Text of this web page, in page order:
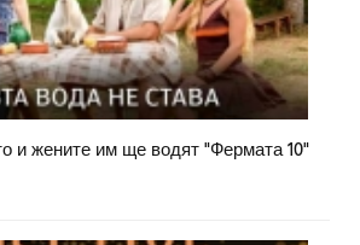
и жените им ще водят "Фермата 10"